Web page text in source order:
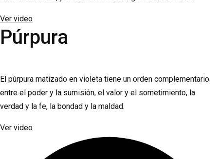
Ver video
Púrpura
El púrpura matizado en violeta tiene un orden complementario
entre el poder y la sumisión, el valor y el sometimiento, la
verdad y la fe, la bondad y la maldad.
Ver video